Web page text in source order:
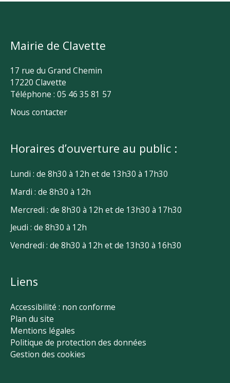
Mairie de Clavette
17 rue du Grand Chemin
17220 Clavette
Téléphone : 05 46 35 81 57
Nous contacter
Horaires d’ouverture au public :
Lundi : de 8h30 à 12h et de 13h30 à 17h30
Mardi : de 8h30 à 12h
Mercredi : de 8h30 à 12h et de 13h30 à 17h30
Jeudi : de 8h30 à 12h
Vendredi : de 8h30 à 12h et de 13h30 à 16h30
Liens
Accessibilité : non conforme
Plan du site
Mentions légales
Politique de protection des données
Gestion des cookies